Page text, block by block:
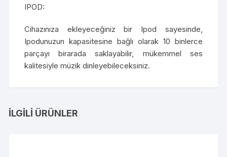
IPOD:
Cihazınıza ekleyeceğiniz bir Ipod sayesinde,
Ipodunuzun kapasitesine bağlı olarak 10 binlerce
parçayı birarada saklayabilir, mükemmel ses
kalitesiyle müzik dinleyebileceksiniz.
İLGILI ÜRÜNLER